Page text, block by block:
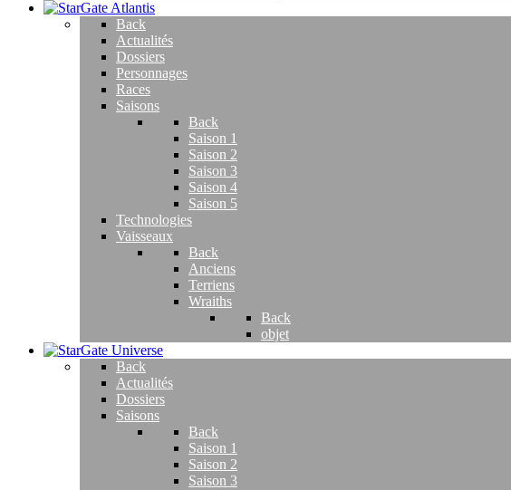
Back
Actualités
Dossiers
Personnages
Races
Saisons
Back
Saison 1
Saison 2
Saison 3
Saison 4
Saison 5
Technologies
Vaisseaux
Back
Anciens
Terriens
Wraiths
Back
objet
Back
Actualités
Dossiers
Saisons
Back
Saison 1
Saison 2
Saison 3